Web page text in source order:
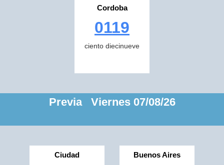
Cordoba
0119
ciento diecinueve
Previa Viernes 07/08/26
Ciudad Buenos Aires